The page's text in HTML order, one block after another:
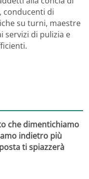
conducenti di
su turni, maestre
servizi di pulizia e
che dimentichiamo
indietro più
ti spiazzerà